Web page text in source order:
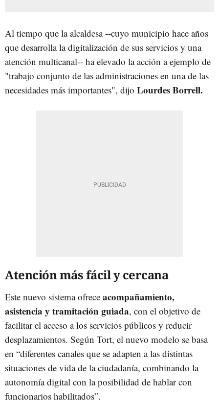
Al tiempo que la alcaldesa --cuyo municipio hace años
que desarrolla la digitalización de sus servicios y una
atención multicanal-- ha elevado la acción a ejemplo de
"trabajo conjunto de las administraciones en una de las
necesidades más importantes", dijo Lourdes Borrell.
Atención más fácil y cercana
Este nuevo sistema ofrece acompañamiento,
asistencia y tramitación guiada, con el objetivo de
facilitar el acceso a los servicios públicos y reducir
desplazamientos. Según Tort, el nuevo modelo se basa
en “diferentes canales que se adapten a las distintas
situaciones de vida de la ciudadanía, combinando la
autonomía digital con la posibilidad de hablar con
funcionarios habilitados”.